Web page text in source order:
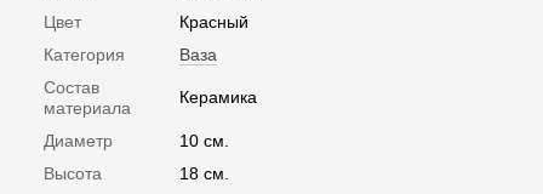
Цвет
Красный
Категория
Ваза
Состав
материала
Керамика
Диаметр
10 см.
Высота
18 см.